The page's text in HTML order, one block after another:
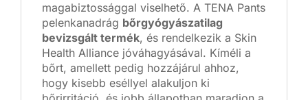
magabiztossággal viselhető. A TENA Pants
pelenkanadrág bőrgyógyászatilag
bevizsgált termék, és rendelkezik a Skin
Health Alliance jóváhagyásával. Kíméli a
bőrt, amellett pedig hozzájárul ahhoz,
hogy kisebb eséllyel alakuljon ki